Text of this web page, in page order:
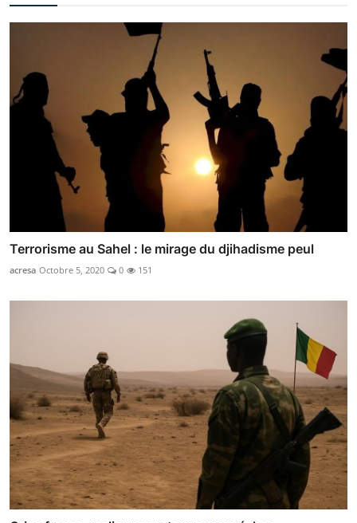
Terrorisme au Sahel : le mirage du djihadisme peul
acresa Octobre 5, 2020 0 151